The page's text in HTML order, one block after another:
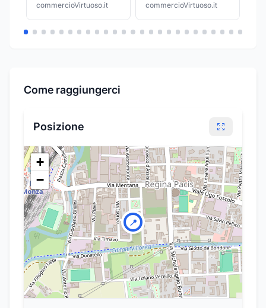
commercioVirtuoso.it commercioVirtuoso.it
Come raggiungerci
Posizione
📍
+
−